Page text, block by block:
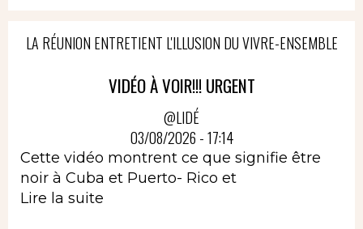
LA RÉUNION ENTRETIENT L'ILLUSION DU VIVRE-ENSEMBLE
VIDÉO À VOIR!!! URGENT
@LIDÉ
03/08/2026 - 17:14
Cette vidéo montrent ce que signifie être
noir à Cuba et Puerto- Rico et
Lire la suite